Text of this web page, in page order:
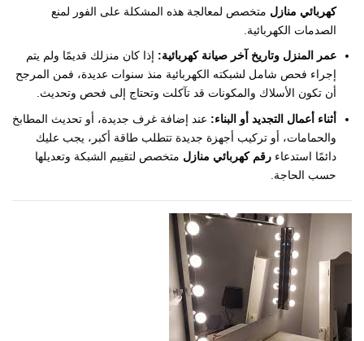
كهربائي منازل متخصص لمعالجة هذه المشكلة على الفور لمنع
الصدمات الكهربائية.
عمر المنزل وتاريخ آخر صيانة كهربائية: إذا كان منزلك قديمًا ولم يتم
إجراء فحص شامل لشبكته الكهربائية منذ سنوات عديدة، فمن المرجح
أن تكون الأسلاك والمكونات قد تآكلت وتحتاج إلى فحص وتحديث.
أثناء أعمال التجديد أو البناء: عند إضافة غرف جديدة، أو تحديث المطابخ
والحمامات، أو تركيب أجهزة جديدة تتطلب طاقة أكبر، يجب عليك
دائمًا استدعاء رقم كهربائي منازل متخصص لتقييم الشبكة وتعديلها
حسب الحاجة.